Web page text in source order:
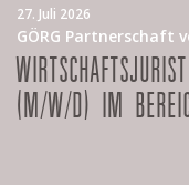
27. Juli 2026
GÖRG Partnerschaft
(M/W/D) IM